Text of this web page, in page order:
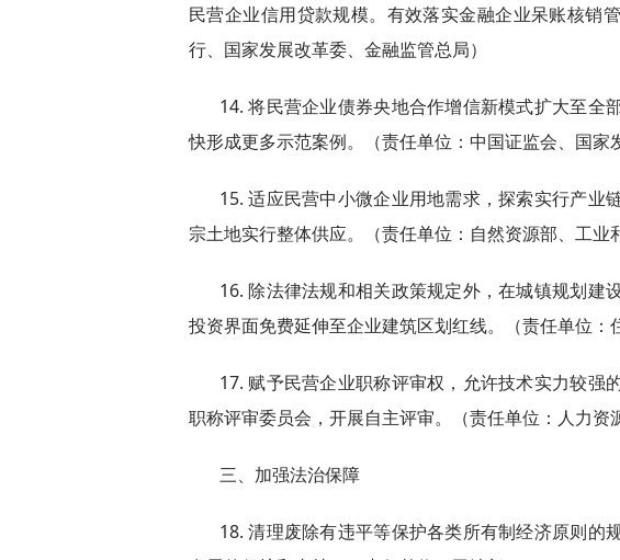
民营企业信用贷款规模。有效落实金融企业呆账核销
行、国家发展改革委、金融监管总局）
14. 将民营企业债券央地合作增信新模式扩大至全
快形成更多示范案例。（责任单位：中国证监会、国家
15. 适应民营中小微企业用地需求，探索实行产业
宗土地实行整体供应。（责任单位：自然资源部、工业
16. 除法律法规和相关政策规定外，在城镇规划建
投资界面免费延伸至企业建筑区划红线。（责任单位：
17. 赋予民营企业职称评审权，允许技术实力较强
职称评审委员会，开展自主评审。（责任单位：人力资
三、加强法治保障
18. 清理废除有违平等保护各类所有制经济原则的